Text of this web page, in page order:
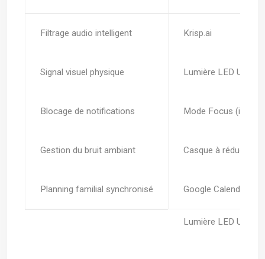
Filtrage audio intelligent Krisp.ai
Signal visuel physique Lumière LED USB
Blocage de notifications Mode Focus (iOS/
Gestion du bruit ambiant Casque à réduction
Planning familial synchronisé Google Calendar